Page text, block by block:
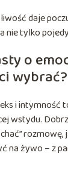
daje
nie tylko
o
wybrać?
i
wstydu.
na żywo – z